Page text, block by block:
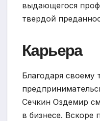
выдающегося
твердой
Карьера
Благодаря своему
Сечкин Оздемир
в бизнесе. Вскоре